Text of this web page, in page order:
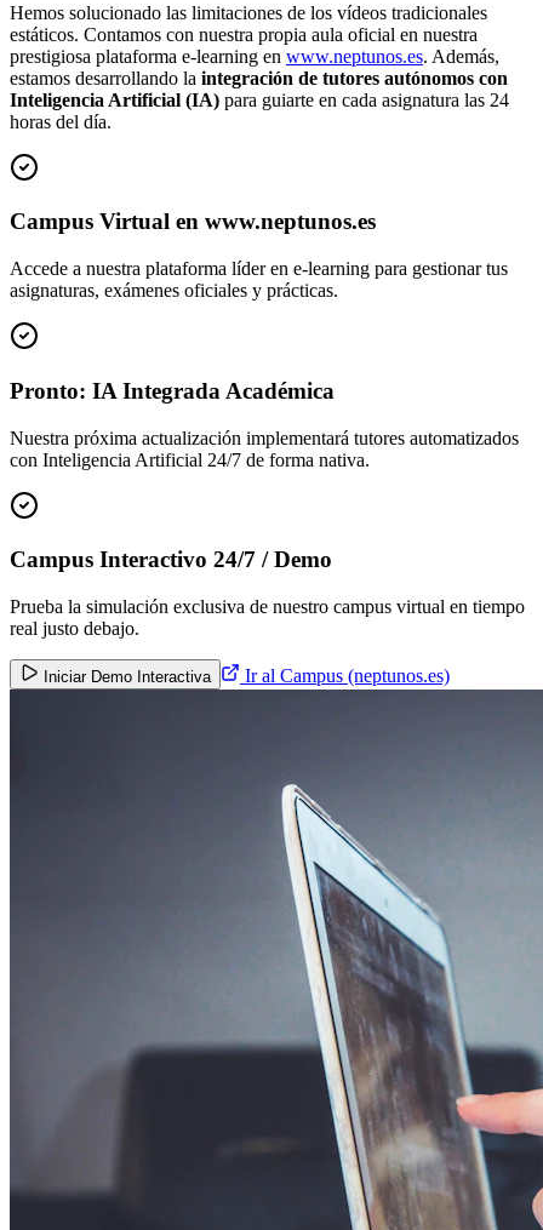
Hemos solucionado las limitaciones de los vídeos tradicionales
estáticos. Contamos con nuestra propia aula oficial en nuestra
prestigiosa plataforma e-learning en www.neptunos.es. Además,
estamos desarrollando la integración de tutores autónomos con
Inteligencia Artificial (IA) para guiarte en cada asignatura las 24
horas del día.
Campus Virtual en www.neptunos.es
Accede a nuestra plataforma líder en e-learning para gestionar tus
asignaturas, exámenes oficiales y prácticas.
Pronto: IA Integrada Académica
Nuestra próxima actualización implementará tutores automatizados
con Inteligencia Artificial 24/7 de forma nativa.
Campus Interactivo 24/7 / Demo
Prueba la simulación exclusiva de nuestro campus virtual en tiempo
real justo debajo.
Iniciar Demo Interactiva Ir al Campus (neptunos.es)